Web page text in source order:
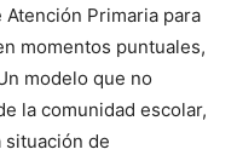
Primaria para
momentos puntuales,
modelo que no
la comunidad escolar,
situación de